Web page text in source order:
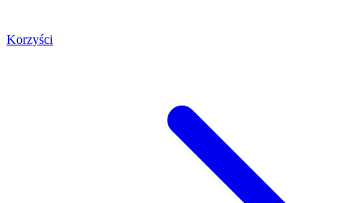
Korzyści